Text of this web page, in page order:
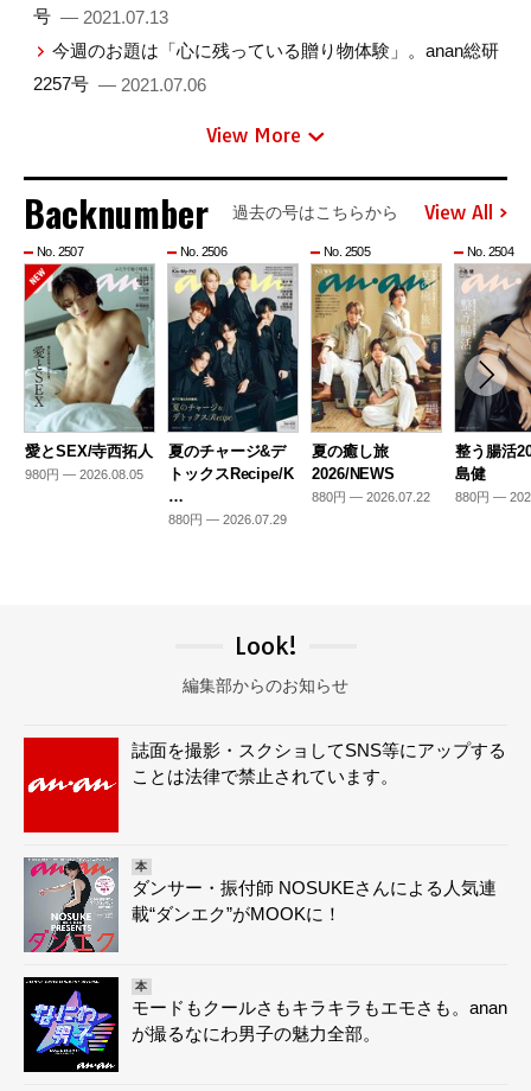
号 — 2021.07.13
今週のお題は「心に残っている贈り物体験」。anan総研
2257号 — 2021.07.06
View More
Backnumber 過去の号はこちらから View All
No. 2507
愛とSEX/寺西拓人
980円 — 2026.08.05
No. 2506
夏のチャージ&デ
トックスRecipe/K
…
880円 — 2026.07.29
No. 2505
夏の癒し旅
2026/NEWS
880円 — 2026.07.22
No. 2504
整う腸活
島健
880円 —
Look!
編集部からのお知らせ
誌面を撮影・スクショしてSNS等にアップする
ことは法律で禁止されています。
本
ダンサー・振付師 NOSUKEさんによる人気連
載“ダンエク”がMOOKに！
本
モードもクールさもキラキラもエモさも。anan
が撮るなにわ男子の魅力全部。